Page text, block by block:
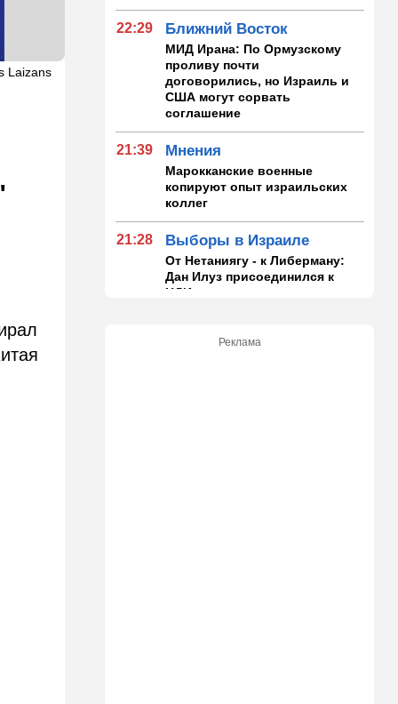
Laizans
22:29 Ближний Восток
МИД Ирана: По Ормузскому
проливу почти
договорились, но Израиль и
США могут сорвать
соглашение
21:39 Мнения
Марокканские военные
копируют опыт израильских
коллег
21:28 Выборы в Израиле
От Нетаниягу - к Либерману:
Дан Илуз присоединился к
НДИ
Грузия во тьме: столица
Реклама